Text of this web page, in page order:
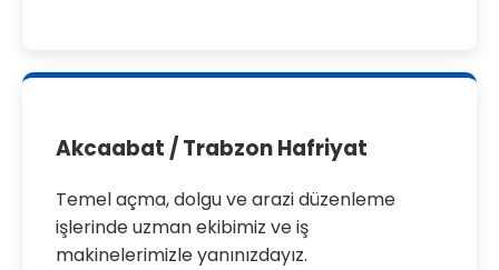
Akcaabat / Trabzon Hafriyat
Temel açma, dolgu ve arazi düzenleme
işlerinde uzman ekibimiz ve iş
makinelerimizle yanınızdayız.